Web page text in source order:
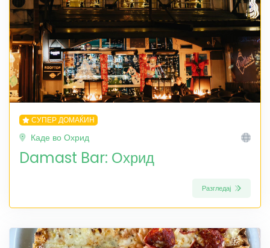
СУПЕР ДОМАЌИН
Каде во Охрид
Damast Bar: Охрид
Разгледај